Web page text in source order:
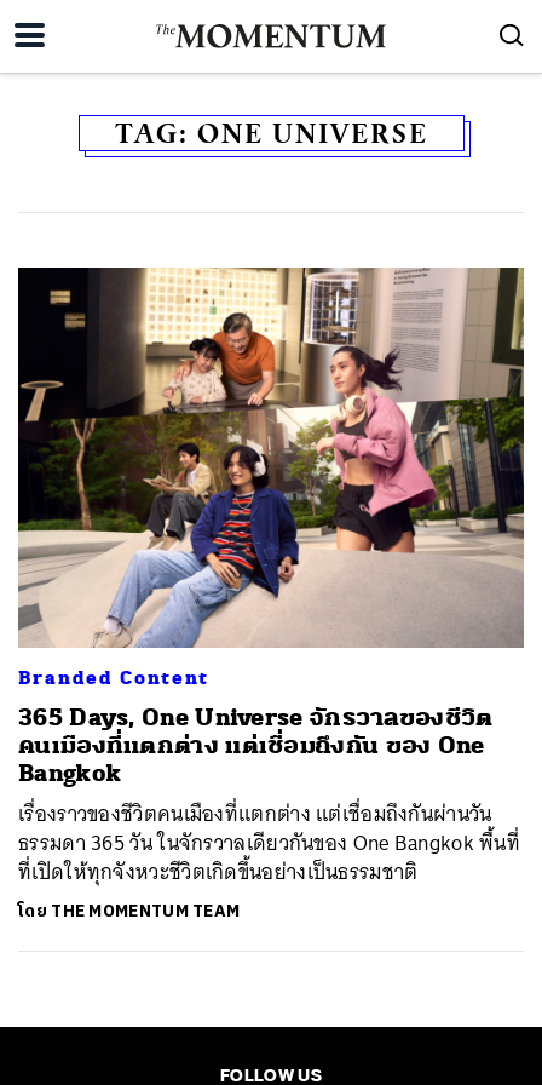
TAG: ONE UNIVERSE
Branded Content
365 Days, One Universe จักรวาลของชีวิต
คนเมืองที่แตกต่าง แต่เชื่อมถึงกัน ของ One
Bangkok
เรื่องราวของชีวิตคนเมืองที่แตกต่าง แต่เชื่อมถึงกันผ่านวัน
ธรรมดา 365 วัน ในจักรวาลเดียวกันของ One Bangkok พื้นที่
ที่เปิดให้ทุกจังหวะชีวิตเกิดขึ้นอย่างเป็นธรรมชาติ
โดย THE MOMENTUM TEAM
FOLLOW US
ค้นหา
SHARE TWEET LINE